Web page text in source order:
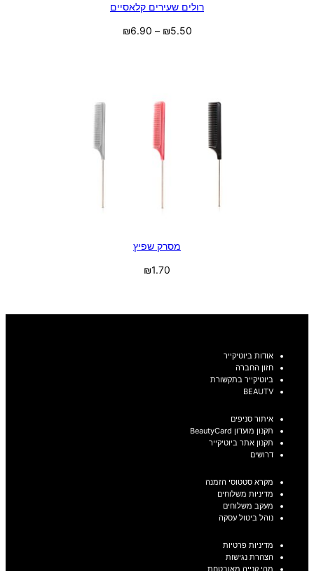
רולים שעירים קלאסיים
₪5.50
–
₪6.90
מסרק שפיץ
₪1.70
אודות ביוטיקייר
חזון החברה
ביוטיקייר בתקשורת
BEAUTV
איתור סניפים
תקנון מועדון BeautyCard
תקנון אתר ביוטיקייר
דרושים
מקרא סטטוסי הזמנה
מדיניות משלוחים
מעקב משלוחים
נוהל ביטול עסקה
מדיניות פרטיות
הצהרת נגישות
מהי קנייה מאובטחת